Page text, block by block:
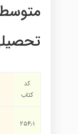
تحصیلی
کد
کتاب
۲۵۴٫۱